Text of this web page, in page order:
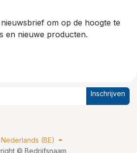
om op de hoogte te
en nieuwe producten.
Inschrijven
© Bedrijfsnaam
Nederlands (BE)